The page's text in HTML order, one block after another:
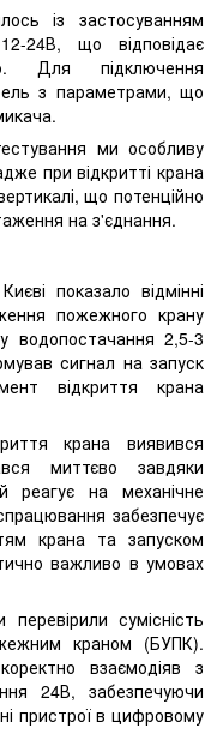
із застосуванням
24В, що відповідає
Для підключення
з параметрами, що
ми особливу
при відкритті крана
що потенційно
на з'єднання.
показало відмінні
пожежного крану
водопостачання 2,5-3
сигнал на запуск
відкриття крана
крана виявився
миттєво завдяки
реагує на механічне
забезпечує
крана та запуском
важливо в умовах
сумісність
краном (БУПК).
взаємодіяв з
24В, забезпечуючи
пристрої в цифровому